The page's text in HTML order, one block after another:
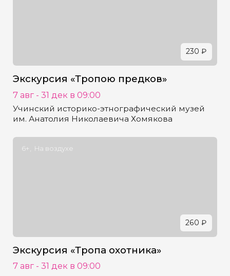
230 ₽
Экскурсия «Тропою предков»
7 авг - 31 дек в 09:00
Учинский историко-этнографический музей
им. Анатолия Николаевича Хомякова
6+ На воздухе
260 ₽
Экскурсия «Тропа охотника»
7 авг - 31 дек в 09:00